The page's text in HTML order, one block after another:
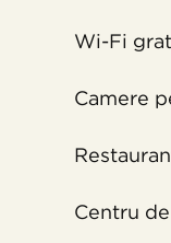
Wi-Fi
Camere
Centru